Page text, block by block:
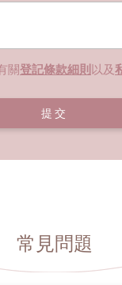
關登記條款細則 以及
提交
常見問題